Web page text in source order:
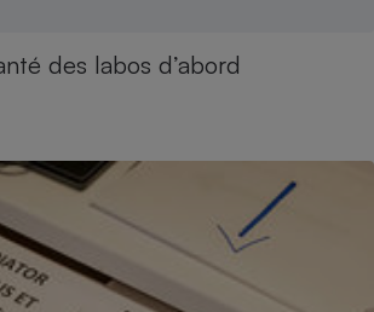
des labos d’abord